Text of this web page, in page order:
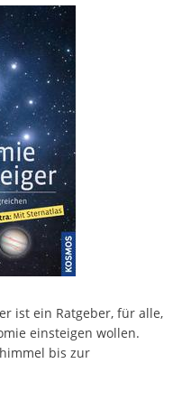
ist ein Ratgeber, für alle,
einsteigen wollen.
bis zur